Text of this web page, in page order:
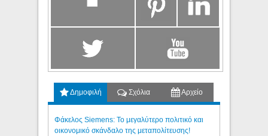
Δημοφιλή Σχόλια Αρχείο
Φάκελος Siemens: Το μεγαλύτερο πολιτικό και
οικονομικό σκάνδαλο της μεταπολίτευσης!